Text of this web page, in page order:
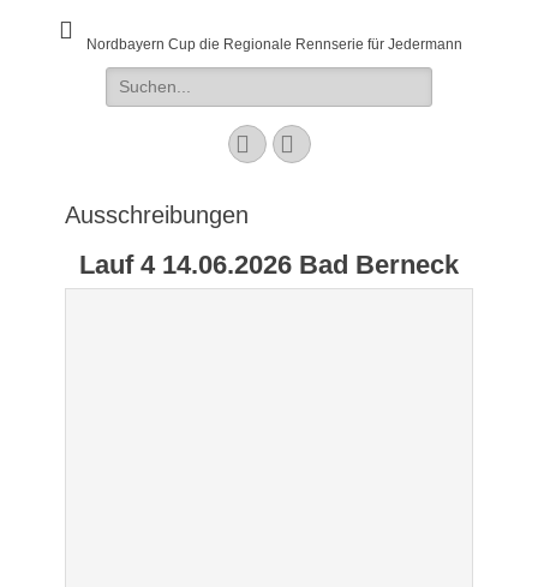
Nordbayern Cup die Regionale Rennserie für Jedermann
Suchen
nach:
Facebook
E-
Mail
Ausschreibungen
Lauf 4 14.06.2026 Bad Berneck